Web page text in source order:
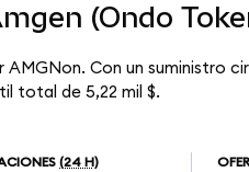
(Ondo
Con un suministro
total de 5,22 mil $.
(24 H)